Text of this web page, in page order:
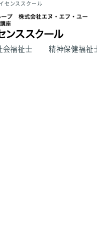
センススクール
会福祉士 精神保健福祉